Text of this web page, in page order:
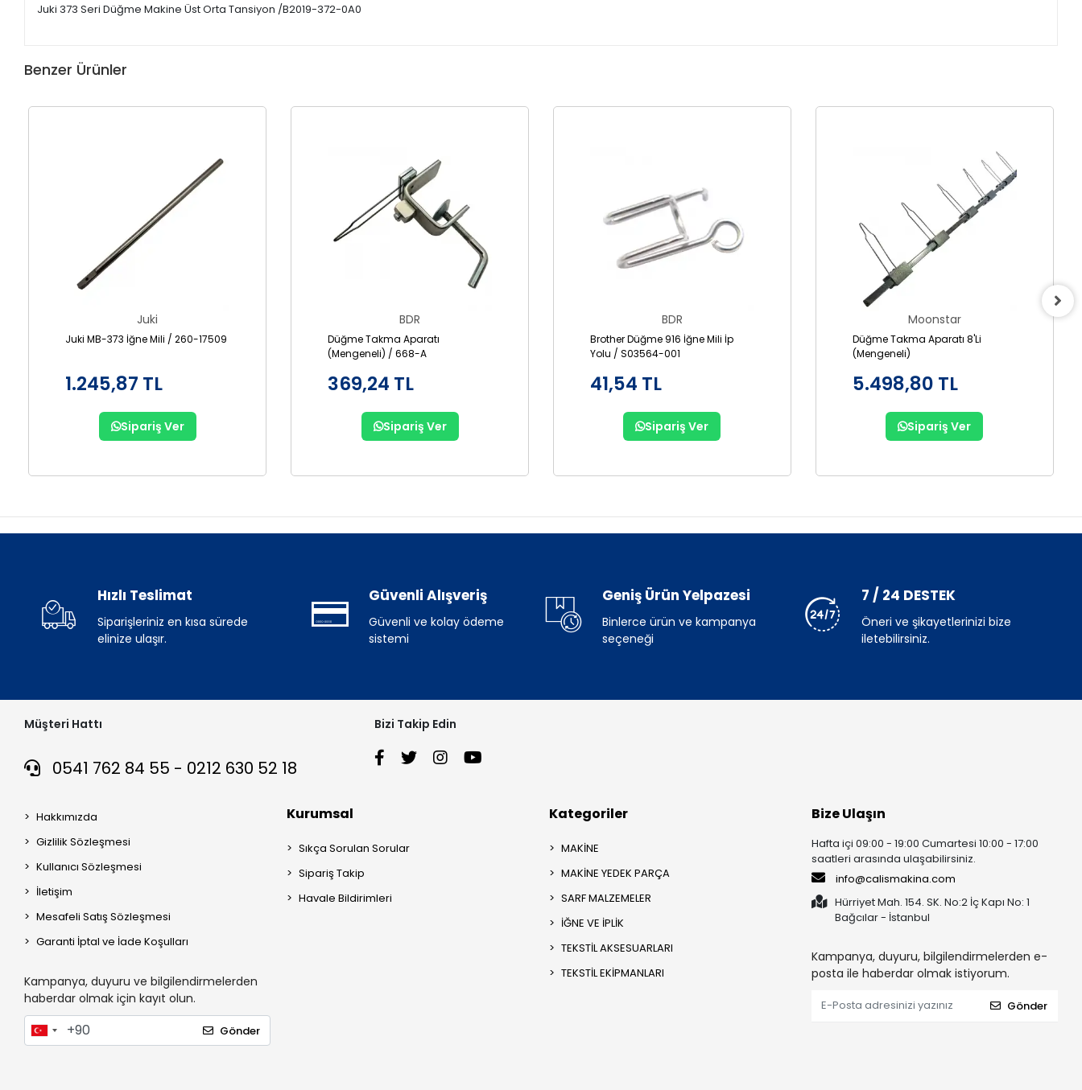
Juki 373 Seri Düğme Makine Üst Orta Tansiyon /B2019-372-0A0
Benzer Ürünler
Juki
Juki MB-373 İğne Mili / 260-17509
1.245,87 TL
Sipariş Ver
BDR
Düğme Takma Aparatı
(Mengeneli) / 668-A
369,24 TL
Sipariş Ver
BDR
Brother Düğme 916 İğne Mili İp
Yolu / S03564-001
41,54 TL
Sipariş Ver
Moonstar
Düğme Takma Aparatı 8'Li
(Mengeneli)
5.498,80 TL
Sipariş Ver
Hızlı Teslimat
Siparişleriniz en kısa sürede
elinize ulaşır.
Güvenli Alışveriş
Güvenli ve kolay ödeme
sistemi
Geniş Ürün Yelpazesi
Binlerce ürün ve kampanya
seçeneği
7 / 24 DESTEK
Öneri ve şikayetlerinizi bize
iletebilirsiniz.
Müşteri Hattı
0541 762 84 55 - 0212 630 52 18
Bizi Takip Edin
Hakkımızda
Gizlilik Sözleşmesi
Kullanıcı Sözleşmesi
İletişim
Mesafeli Satış Sözleşmesi
Garanti İptal ve İade Koşulları
Kampanya, duyuru ve bilgilendirmelerden
haberdar olmak için kayıt olun.
Gönder
Kurumsal
Sıkça Sorulan Sorular
Sipariş Takip
Havale Bildirimleri
Kategoriler
MAKİNE
MAKİNE YEDEK PARÇA
SARF MALZEMELER
İĞNE VE İPLİK
TEKSTİL AKSESUARLARI
TEKSTİL EKİPMANLARI
Bize Ulaşın
Hafta içi 09:00 - 19:00 Cumartesi 10:00 - 17:00
saatleri arasında ulaşabilirsiniz.
info@calismakina.com
Hürriyet Mah. 154. SK. No:2 İç Kapı No: 1
Bağcılar - İstanbul
Kampanya, duyuru, bilgilendirmelerden e-
posta ile haberdar olmak istiyorum.
Gönder